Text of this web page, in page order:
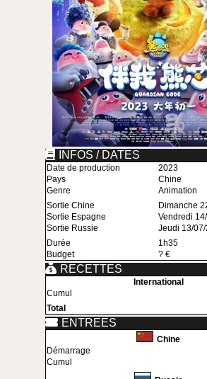
INFOS / DATES
Date de production
2023
Pays
Chine
Genre
Animation
Sortie Chine
Dimanche
Sortie Espagne
Vendredi
Sortie Russie
Jeudi 13/
Durée
1h35
Budget
? €
RECETTES
International
Cumul
Total
ENTREES
Chine
Démarrage
Cumul